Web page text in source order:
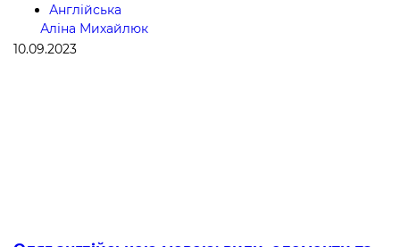
Англійська
Аліна Михайлюк
10.09.2023